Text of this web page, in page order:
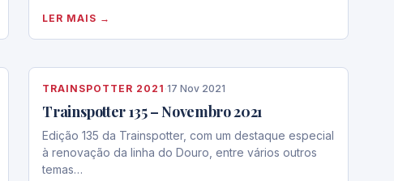
LER MAIS →
TRAINSPOTTER 2021 ·17 Nov 2021
Trainspotter 135 – Novembro 2021
Edição 135 da Trainspotter, com um destaque especial
à renovação da linha do Douro, entre vários outros
temas…